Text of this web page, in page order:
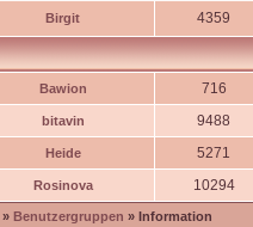
Birgit 4359
Bawion 716
bitavin 9488
Heide 5271
Rosinova 10294
» Benutzergruppen » Information